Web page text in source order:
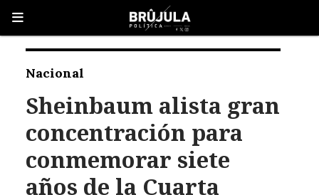
Sheinbaum alista gran
concentración para
conmemorar siete
años de la Cuarta
Nacional